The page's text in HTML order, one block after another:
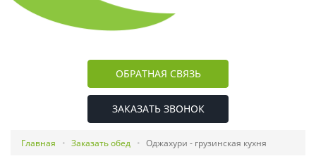
ОБРАТНАЯ СВЯЗЬ
ЗАКАЗАТЬ ЗВОНОК
Главная Заказать обед Оджахури - грузинская кухня